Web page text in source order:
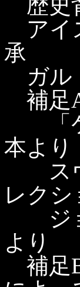
歴史
アイ
承
ガル
補足
「ケ
本より
スヴ
レク
ジョ
より
補足